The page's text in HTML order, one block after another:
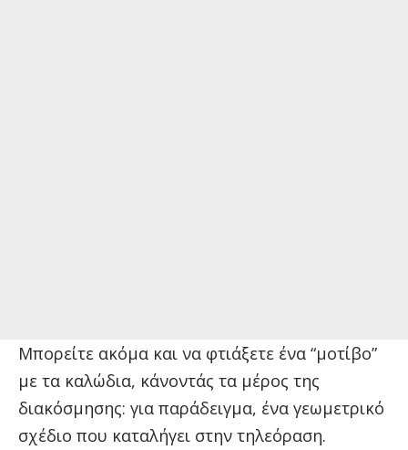
Μπορείτε ακόμα και να φτιάξετε ένα “μοτίβο”
με τα καλώδια, κάνοντάς τα μέρος της
διακόσμησης: για παράδειγμα, ένα γεωμετρικό
σχέδιο που καταλήγει στην τηλεόραση.